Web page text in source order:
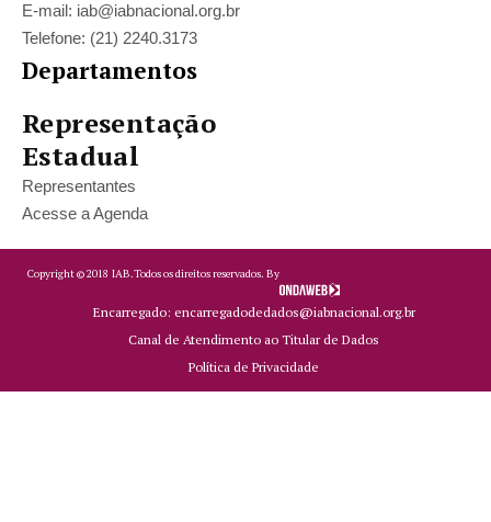
E-mail: iab@iabnacional.org.br
Telefone: (21) 2240.3173
Departamentos
Representação
Estadual
Representantes
Acesse a Agenda
Copyright ©2018 IAB.Todos os direitos reservados. By
Encarregado: encarregadodedados@iabnacional.org.br
Canal de Atendimento ao Titular de Dados
Política de Privacidade